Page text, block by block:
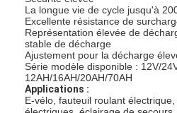
La longue vie de cycle jusqu'à
Excellente résistance de
Représentation élevée de
stable de décharge
Ajustement pour la décharge
Série modèle disponible : 12V/
12AH/16AH/20AH/70AH
Applications :
E-vélo, fauteuil roulant